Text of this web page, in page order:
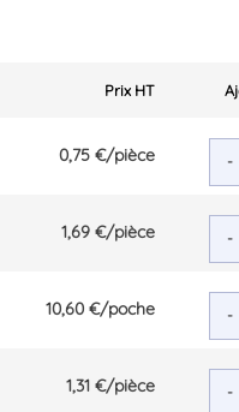
Prix HT
0,75 €/pièce -
1,69 €/pièce -
10,60 €/poche -
1,31 €/pièce -